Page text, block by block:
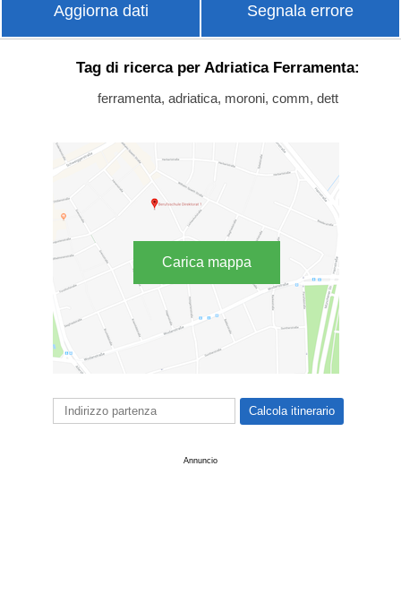
Aggiorna dati Segnala errore
Tag di ricerca per Adriatica Ferramenta:
ferramenta, adriatica, moroni, comm, dett
Carica mappa
Annuncio